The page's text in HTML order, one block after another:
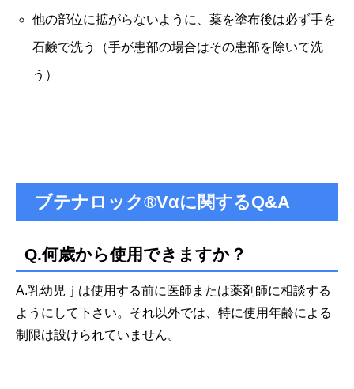
他の部位に拡がらないように、薬を塗布後は必ず手を
石鹸で洗う（手が患部の場合はその患部を除いて洗
う）
ブテナロック®Vαに関するQ&A
Q.何歳から使用できますか？
A.乳幼児ｊは使用する前に医師または薬剤師に相談する
ようにして下さい。それ以外では、特に使用年齢による
制限は設けられていません。